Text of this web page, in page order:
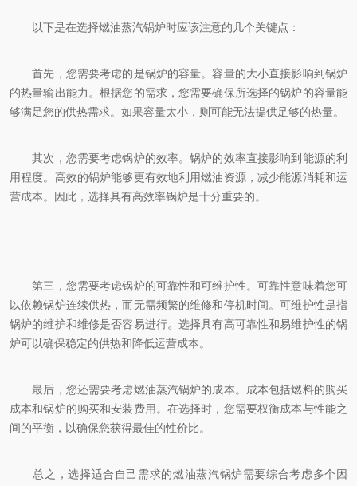
以下是在选择燃油蒸汽锅炉时应该注意的几个关键点：
首先，您需要考虑的是锅炉的容量。容量的大小直接影响到锅炉
的热量输出能力。根据您的需求，您需要确保所选择的锅炉的容量能
够满足您的供热需求。如果容量太小，则可能无法提供足够的热量。
其次，您需要考虑锅炉的效率。锅炉的效率直接影响到能源的利
用程度。高效的锅炉能够更有效地利用燃油资源，减少能源消耗和运
营成本。因此，选择具有高效率锅炉是十分重要的。
第三，您需要考虑锅炉的可靠性和可维护性。可靠性意味着您可
以依赖锅炉连续供热，而无需频繁的维修和停机时间。可维护性是指
锅炉的维护和维修是否容易进行。选择具有高可靠性和易维护性的锅
炉可以确保稳定的供热和降低运营成本。
最后，您还需要考虑燃油蒸汽锅炉的成本。成本包括燃料的购买
成本和锅炉的购买和安装费用。在选择时，您需要权衡成本与性能之
间的平衡，以确保您获得最佳的性价比。
总之，选择适合自己需求的燃油蒸汽锅炉需要综合考虑多个因